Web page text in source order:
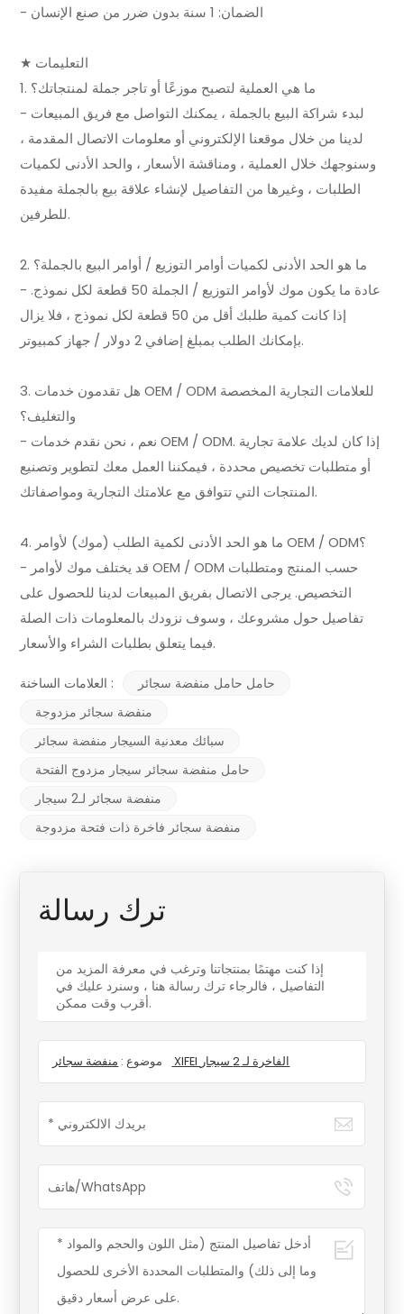
- الضمان: 1 سنة بدون ضرر من صنع الإنسان
★ التعليمات
1. ما هي العملية لتصبح موزعًا أو تاجر جملة لمنتجاتك؟
- لبدء شراكة البيع بالجملة ، يمكنك التواصل مع فريق المبيعات
لدينا من خلال موقعنا الإلكتروني أو معلومات الاتصال المقدمة ،
وسنوجهك خلال العملية ، ومناقشة الأسعار ، والحد الأدنى لكميات
الطلبات ، وغيرها من التفاصيل لإنشاء علاقة بيع بالجملة مفيدة
للطرفين.
2. ما هو الحد الأدنى لكميات أوامر التوزيع / أوامر البيع بالجملة؟
- عادة ما يكون موك لأوامر التوزيع / الجملة 50 قطعة لكل نموذج.
إذا كانت كمية طلبك أقل من 50 قطعة لكل نموذج ، فلا يزال
بإمكانك الطلب بمبلغ إضافي 2 دولار / جهاز كمبيوتر.
3. هل تقدمون خدمات OEM / ODM للعلامات التجارية المخصصة
والتغليف؟
- نعم ، نحن نقدم خدمات OEM / ODM. إذا كان لديك علامة تجارية
أو متطلبات تخصيص محددة ، فيمكننا العمل معك لتطوير وتصنيع
المنتجات التي تتوافق مع علامتك التجارية ومواصفاتك.
4. ما هو الحد الأدنى لكمية الطلب (موك) لأوامر OEM / ODM؟
- قد يختلف موك لأوامر OEM / ODM حسب المنتج ومتطلبات
التخصيص. يرجى الاتصال بفريق المبيعات لدينا للحصول على
تفاصيل حول مشروعك ، وسوف نزودك بالمعلومات ذات الصلة
فيما يتعلق بطلبات الشراء والأسعار.
العلامات الساخنة :
حامل حامل منفضة سجائر
منفضة سجائر مزدوجة
سبائك معدنية السيجار منفضة سجائر
حامل منفضة سجائر سيجار مزدوج الفتحة
منفضة سجائر لـ2 سيجار
منفضة سجائر فاخرة ذات فتحة مزدوجة
ترك رسالة
إذا كنت مهتمًا بمنتجاتنا وترغب في معرفة المزيد من
التفاصيل ، فالرجاء ترك رسالة هنا ، وسنرد عليك في
أقرب وقت ممكن.
موضوع : منفضة سجائر XIFEI الفاخرة لـ 2 سيجار